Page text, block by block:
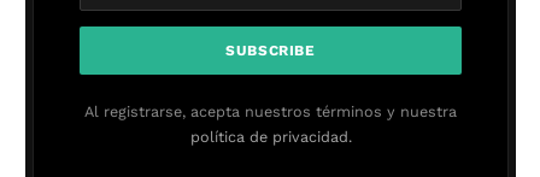
Al registrarse, acepta nuestros términos y nuestra
política de privacidad.